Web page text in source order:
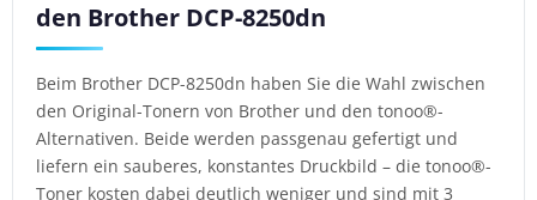
den Brother DCP-8250dn
Beim Brother DCP-8250dn haben Sie die Wahl zwischen
den Original-Tonern von Brother und den tonoo®-
Alternativen. Beide werden passgenau gefertigt und
liefern ein sauberes, konstantes Druckbild – die tonoo®-
Toner kosten dabei deutlich weniger und sind mit 3